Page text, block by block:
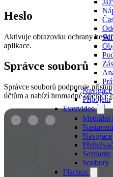
Navigace
Připojení
Evervideo
Mediální
Nastavení
Navigace
Soubory
Flacbox
Heslo
Aktivuje obrazovku ochrany
aplikace.
Správce souborů
Správce souborů podporuje
účtům a nabízí hromadné operace